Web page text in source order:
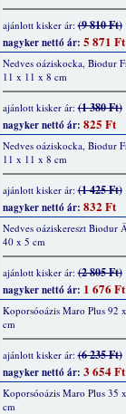
ajánlott kisker ár:(9 810 Ft)
nagyker nettó ár: 5 871 Ft
Nedves oáziskocka, Biodur
11 x 11 x 8 cm
ajánlott kisker ár:(1 380 Ft)
nagyker nettó ár: 825 Ft
Nedves oáziskocka, Biodur
11 x 11 x 8 cm
ajánlott kisker ár:(1 425 Ft)
nagyker nettó ár: 832 Ft
Nedves oáziskereszt Biodur
40 x 5 cm
ajánlott kisker ár:(2 805 Ft)
nagyker nettó ár: 1 676 Ft
Koporsóoázis Maro Plus 92
cm
ajánlott kisker ár:(6 235 Ft)
nagyker nettó ár: 3 654 Ft
Koporsóoázis Maro Plus 35
cm